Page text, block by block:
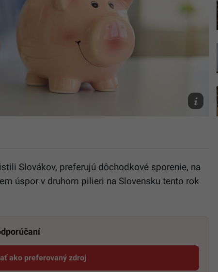
Ilustračné
Archív
Canva
Slovákov, preferujú dôchodkové sporenie, na
úspor v druhom pilieri na Slovensku tento rok
ako preferovaný zdroj
Startitup, odkaz sa otvorí v novom okne